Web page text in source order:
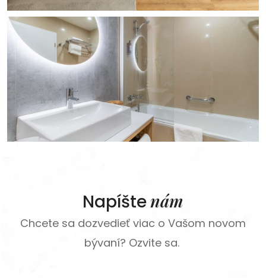
Napíštenám
Chcete sa dozvedieť viac o Vašom novom
bývaní? Ozvite sa.